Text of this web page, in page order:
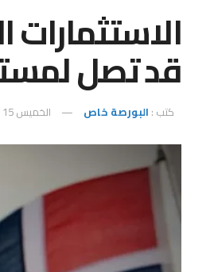
الاستثمارات
قد تصل
كتب : البورصة خاص الخميس 15 أغسطس 2024